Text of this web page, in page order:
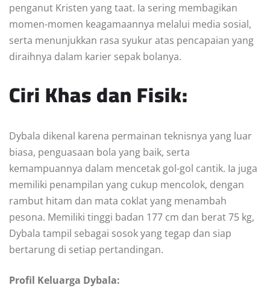
penganut Kristen yang taat. Ia sering membagikan
momen-momen keagamaannya melalui media sosial,
serta menunjukkan rasa syukur atas pencapaian yang
diraihnya dalam karier sepak bolanya.
Ciri Khas dan Fisik:
Dybala dikenal karena permainan teknisnya yang luar
biasa, penguasaan bola yang baik, serta
kemampuannya dalam mencetak gol-gol cantik. Ia juga
memiliki penampilan yang cukup mencolok, dengan
rambut hitam dan mata coklat yang menambah
pesona. Memiliki tinggi badan 177 cm dan berat 75 kg,
Dybala tampil sebagai sosok yang tegap dan siap
bertarung di setiap pertandingan.
Profil Keluarga Dybala: